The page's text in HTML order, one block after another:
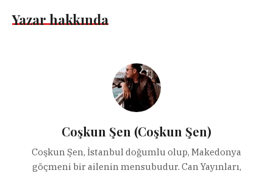
Yazar hakkında
Coşkun Şen (Coşkun Şen)
Coşkun Şen, İstanbul doğumlu olup, Makedonya
göçmeni bir ailenin mensubudur. Can Yayınları,